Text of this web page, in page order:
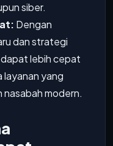
siber.
Dengan
dan strategi
lebih cepat
layanan yang
modern.